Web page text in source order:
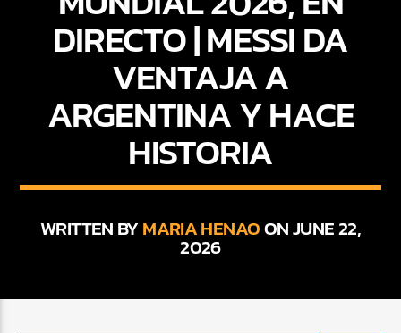
TITLE
CURRENT SHOW
DIRECTO | MESSI DA
VENTAJA A
ARGENTINA Y HACE
HISTORIA
WRITTEN BYMARIA HENAOON JUNE 22,
2026